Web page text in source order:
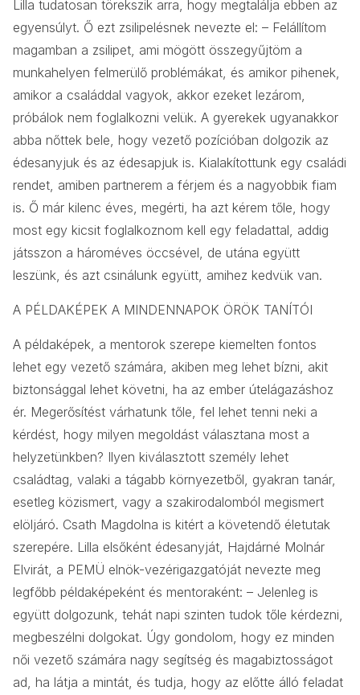
Lilla tudatosan törekszik arra, hogy megtalálja ebben az
egyensúlyt. Ő ezt zsilipelésnek nevezte el: – Felállítom
magamban a zsilipet, ami mögött összegyűjtöm a
munkahelyen felmerülő problémákat, és amikor pihenek,
amikor a családdal vagyok, akkor ezeket lezárom,
próbálok nem foglalkozni velük. A gyerekek ugyanakkor
abba nőttek bele, hogy vezető pozícióban dolgozik az
édesanyjuk és az édesapjuk is. Kialakítottunk egy családi
rendet, amiben partnerem a férjem és a nagyobbik fiam
is. Ő már kilenc éves, megérti, ha azt kérem tőle, hogy
most egy kicsit foglalkoznom kell egy feladattal, addig
játsszon a hároméves öccsével, de utána együtt
leszünk, és azt csinálunk együtt, amihez kedvük van.
A PÉLDAKÉPEK A MINDENNAPOK ÖRÖK TANÍTÓI
A példaképek, a mentorok szerepe kiemelten fontos
lehet egy vezető számára, akiben meg lehet bízni, akit
biztonsággal lehet követni, ha az ember útelágazáshoz
ér. Megerősítést várhatunk tőle, fel lehet tenni neki a
kérdést, hogy milyen megoldást választana most a
helyzetünkben? Ilyen kiválasztott személy lehet
családtag, valaki a tágabb környezetből, gyakran tanár,
esetleg közismert, vagy a szakirodalomból megismert
elöljáró. Csath Magdolna is kitért a követendő életutak
szerepére. Lilla elsőként édesanyját, Hajdárné Molnár
Elvirát, a PEMÜ elnök-vezérigazgatóját nevezte meg
legfőbb példaképeként és mentoraként: – Jelenleg is
együtt dolgozunk, tehát napi szinten tudok tőle kérdezni,
megbeszélni dolgokat. Úgy gondolom, hogy ez minden
női vezető számára nagy segítség és magabiztosságot
ad, ha látja a mintát, és tudja, hogy az előtte álló feladat